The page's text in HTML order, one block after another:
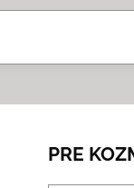
PRE